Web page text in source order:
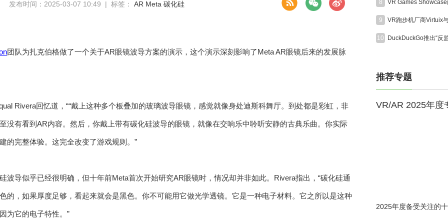
发布时间：2025-03-07 10:49 | 标签： AR Meta 碳化硅
团队为扎克伯格做了一个关于AR眼镜波导方案的演示，这个演示深刻影响了Meta AR眼镜后来的发展脉
Rivera回忆道，““戴上这种多个板叠加的玻璃波导眼镜，感觉就像身处迪斯科舞厅。到处都是彩虹，非
有看到AR内容。然后，你戴上带有碳化硅波导的眼镜，就像在交响乐中聆听安静的古典乐曲。你实际
的完整体验。这完全改变了游戏规则。”
波导似乎已经很明确，但十年前Meta首次开始研究AR眼镜时，情况却并非如此。Rivera指出，“碳化硅通
的，如果厚度足够，看起来就会是黑色。你不可能用它做光学透镜。它是一种电子材料。它之所以是这种
为它的电子特性。”
8
9
10
推荐专题
VR/AR 2025年度
2025年度备受关注的